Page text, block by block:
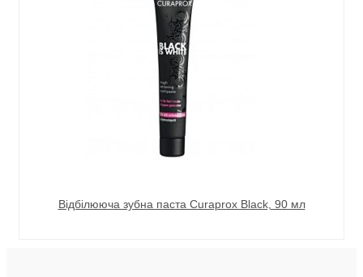
Відбілююча зубна паста Curaprox Black, 90 мл